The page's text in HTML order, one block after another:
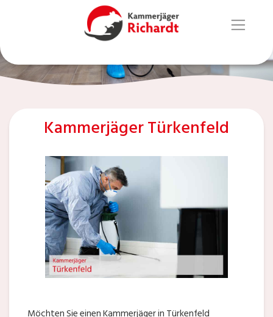
Kammerjäger Türkenfeld
Möchten Sie einen Kammerjäger in Türkenfeld